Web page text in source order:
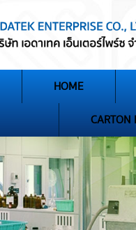
HOME
CARTON